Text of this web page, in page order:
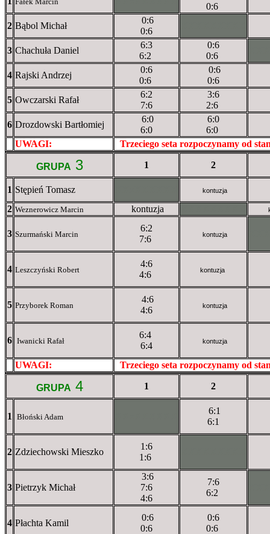
0:6
2 Bąbol Michał
0:6
0:6
3 Chachuła Daniel
6:3
6:2
0:6
0:6
4 Rajski Andrzej
0:6
0:6
0:6
0:6
5 Owczarski Rafał
6:2
7:6
3:6
2:6
6 Drozdowski Bartłomiej
6:0
6:0
6:0
6:0
UWAGI:
Trzeciego seta rozpoczynamy od
GRUPA 3 1 2
1 Stępień Tomasz kontuzja
2 Weznerowicz Marcin kontuzja
3 Szurmański Marcin
6:2
7:6
kontuzja
4 Leszczyński Robert
4:6
4:6
kontuzja
5 Przyborek Roman
4:6
4:6
kontuzja
6 Iwanicki Rafał
6:4
kontuzja
UWAGI: Trzeciego seta rozpoczynamy od
GRUPA 4 1 2
1 Błoński Adam
6:1
6:1
2 Zdziechowski Mieszko
1:6
1:6
3 Pietrzyk Michał
3:6
7:6
4:6
7:6
6:2
4 Płachta Kamil
0:6
0:6
0:6
0:6